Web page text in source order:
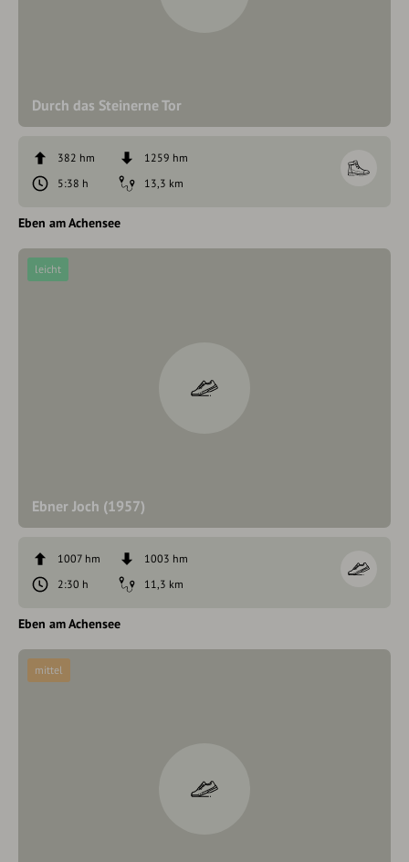
Durch das Steinerne Tor
382 hm
1259 hm
5:38 h
13,3 km
Eben am Achensee
Ebner Joch (1957)
leicht
1007 hm
1003 hm
2:30 h
11,3 km
Eben am Achensee
mittel